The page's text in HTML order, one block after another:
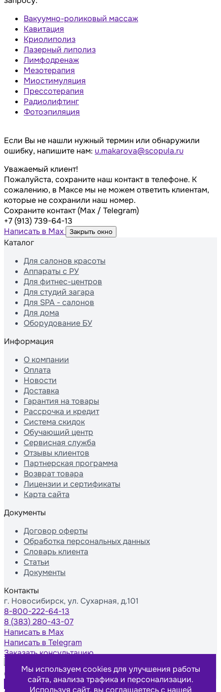
Вакуумно-роликовый массаж
Кавитация
Криолиполиз
Лазерный липолиз
Лимфодренаж
Мезотерапия
Миостимуляция
Прессотерапия
Радиолифтинг
Фотоэпиляция
Если Вы не нашли нужный термин или обнаружили
ошибку, напишите нам: u.makarova@scopula.ru
Уважаемый клиент!
Пожалуйста, сохраните наш контакт в телефоне. К
сожалению, в Максе мы не можем ответить клиентам,
которые не сохранили наш номер.
Сохраните контакт (Max / Telegram)
+7 (913) 739-64-13
Написать в Max
Закрыть окно
Каталог
Для салонов красоты
Аппараты с РУ
Для фитнес-центров
Для студий загара
Для SPA - салонов
Для дома
Оборудование БУ
Информация
О компании
Оплата
Новости
Доставка
Гарантия на товары
Рассрочка и кредит
Система скидок
Обучающий центр
Сервисная служба
Отзывы клиентов
Партнерская программа
Возврат товара
Лицензии и сертификаты
Карта сайта
Документы
Договор оферты
Обработка персональных данных
Словарь клиента
Статьи
Документы
Контакты
г. Новосибирск, ул. Сухарная, д.101
8-800-222-64-13
8 (383) 280-43-07
Написать в Max
Написать в Telegram
Заказать консультацию
© Компания Scopula, 2012 – 2026 г.
Мы используем cookies для улучшения работы
сайта, анализа трафика и персонализации.
Используя сайт, вы соглашаетесь с нашей